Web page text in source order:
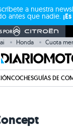
a nuestra
antes que nadie.
POR
Honda Cuota
COCHESGUÍAS DE